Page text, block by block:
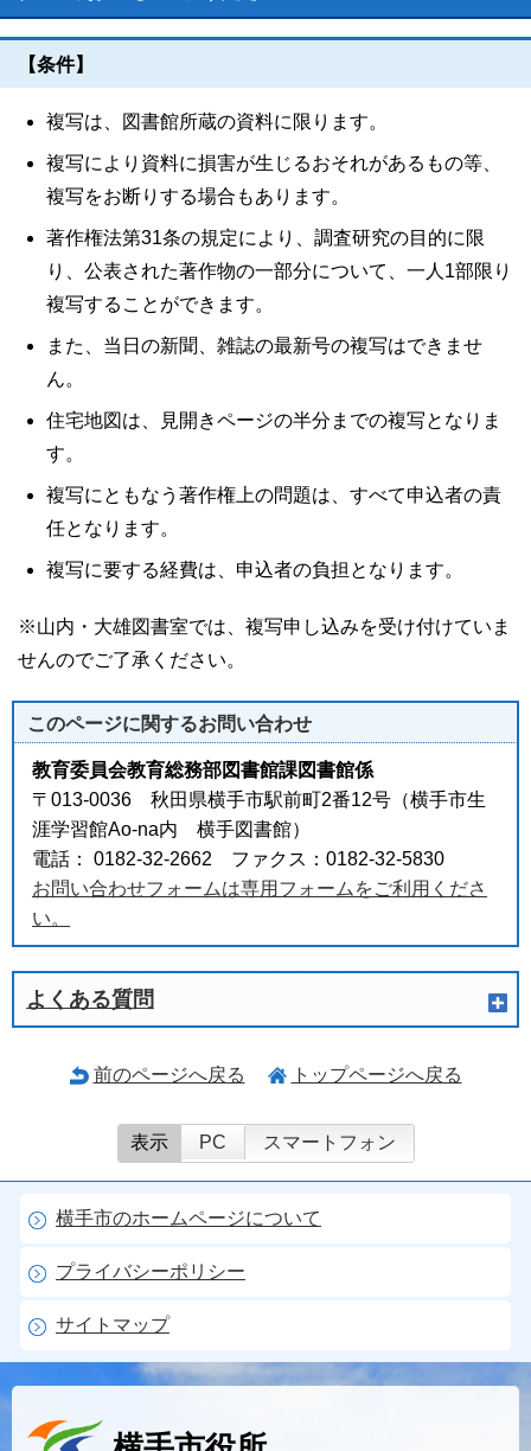
【条件】
複写は、図書館所蔵の資料に限ります。
複写により資料に損害が生じるおそれがあるもの等、
複写をお断りする場合もあります。
著作権法第31条の規定により、調査研究の目的に限
り、公表された著作物の一部分について、一人1部限り
複写することができます。
また、当日の新聞、雑誌の最新号の複写はできませ
ん。
住宅地図は、見開きページの半分までの複写となりま
す。
複写にともなう著作権上の問題は、すべて申込者の責
任となります。
複写に要する経費は、申込者の負担となります。
※山内・大雄図書室では、複写申し込みを受け付けていま
せんのでご了承ください。
このページに関するお問い合わせ
教育委員会教育総務部図書館課図書館係
〒013-0036 秋田県横手市駅前町2番12号（横手市生
涯学習館Ao-na内 横手図書館）
電話： 0182-32-2662 ファクス：0182-32-5830
お問い合わせフォームは専用フォームをご利用くださ
い。
よくある質問
前のページへ戻る トップページへ戻る
表示 PC スマートフォン
横手市のホームページについて
プライバシーポリシー
サイトマップ